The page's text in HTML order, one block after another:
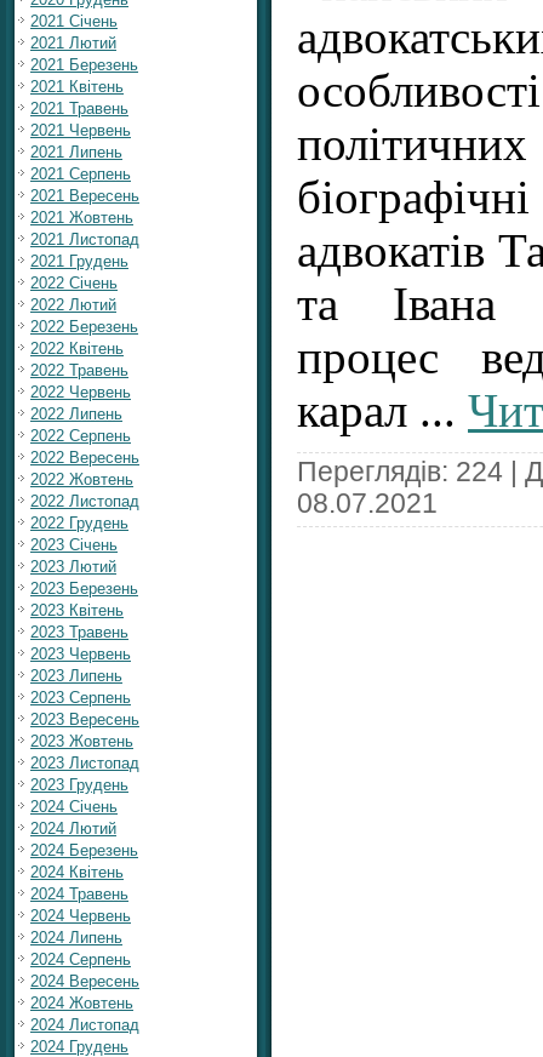
2021 Січень
2021 Лютий
2021 Березень
2021 Квітень
2021 Травень
2021 Червень
2021 Липень
2021 Серпень
2021 Вересень
2021 Жовтень
2021 Листопад
2021 Грудень
2022 Січень
2022 Лютий
2022 Березень
2022 Квітень
2022 Травень
2022 Червень
2022 Липень
2022 Серпень
2022 Вересень
2022 Жовтень
2022 Листопад
2022 Грудень
2023 Січень
2023 Лютий
2023 Березень
2023 Квітень
2023 Травень
2023 Червень
2023 Липень
2023 Серпень
2023 Вересень
2023 Жовтень
2023 Листопад
2023 Грудень
2024 Січень
2024 Лютий
2024 Березень
2024 Квітень
2024 Травень
2024 Червень
2024 Липень
2024 Серпень
2024 Вересень
2024 Жовтень
2024 Листопад
2024 Грудень
адвокатів
та Івана
процес
карал ...
Переглядів: 224 |
08.07.2021